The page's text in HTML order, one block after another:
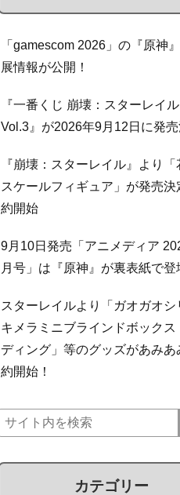
「gamescom 2026」の『原神
展情報が公開！
『一番くじ 崩壊：スターレイル
Vol.3』が2026年9月12日に発売
『崩壊：スターレイル』より「
スケールフィギュア」が発売決
約開始
9月10日発売「アニメディア
月号」は『原神』が裏表紙で登
スターレイルより「ガオガオシ
キメラミニブラインドボックス
ディング」等のグッズがあみあ
約開始！
カテゴリー